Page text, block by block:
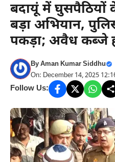
बदायूं में घुसपैठियों
बड़ा अभियान,
पकड़ा; अवैध कब्जे
ByAman Kumar Siddhu
On: December 14, 2025
Follow Us: